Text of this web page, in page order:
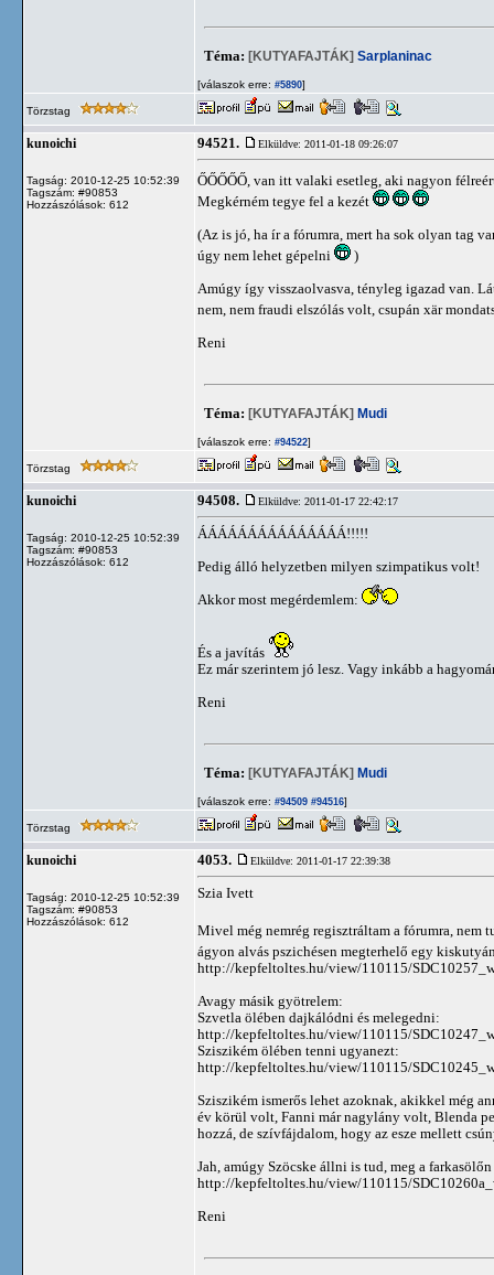
Téma: [KUTYAFAJTÁK] Sarplaninac
[válaszok erre: #5890]
Törzstag
kunoichi
Tagság: 2010-12-25 10:52:39
Tagszám: #90853
Hozzászólások: 612
94521. Elküldve: 2011-01-18 09:26:07
ŐŐŐŐŐ, van itt valaki esetleg, aki nagyon
Megkérném tegye fel a kezét
(Az is jó, ha ír a fórumra, mert ha sok olyan tag
úgy nem lehet gépelni
)
Amúgy így visszaolvasva, tényleg igazad van.
nem, nem fraudi elszólás volt, csupán xär
Reni
Téma: [KUTYAFAJTÁK] Mudi
[válaszok erre: #94522]
Törzstag
kunoichi
Tagság: 2010-12-25 10:52:39
Tagszám: #90853
Hozzászólások: 612
94508. Elküldve: 2011-01-17 22:42:17
ÁÁÁÁÁÁÁÁÁÁÁÁÁÁÁ!!!!!
Pedig álló helyzetben milyen szimpatikus volt!
Akkor most megérdemlem:
És a javítás
Ez már szerintem jó lesz. Vagy inkább a
Reni
Téma: [KUTYAFAJTÁK] Mudi
[válaszok erre: #94509 #94516]
Törzstag
kunoichi
Tagság: 2010-12-25 10:52:39
Tagszám: #90853
Hozzászólások: 612
4053. Elküldve: 2011-01-17 22:39:38
Szia Ivett
Mivel még nemrég regisztráltam a fórumra,
ágyon alvás pszichésen megterhelő egy
http://kepfeltoltes.hu/view/110115/
Avagy másik gyötrelem:
Szvetla ölében dajkálódni és melegedni:
http://kepfeltoltes.hu/view/110115/
Sziszikém ölében tenni ugyanezt:
http://kepfeltoltes.hu/view/110115/
Sziszikém ismerős lehet azoknak, akikkel még
év körül volt, Fanni már nagylány volt, Blenda
hozzá, de szívfájdalom, hogy az esze mellett
Jah, amúgy Szöcske állni is tud, meg a
http://kepfeltoltes.hu/view/110115/
Reni